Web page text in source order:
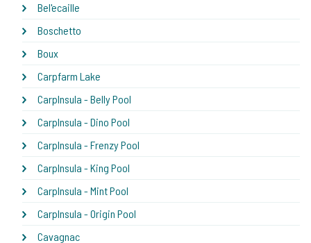
Bel'ecaille
Boschetto
Boux
Carpfarm Lake
CarpInsula - Belly Pool
CarpInsula - Dino Pool
CarpInsula - Frenzy Pool
CarpInsula - King Pool
CarpInsula - Mint Pool
CarpInsula - Origin Pool
Cavagnac